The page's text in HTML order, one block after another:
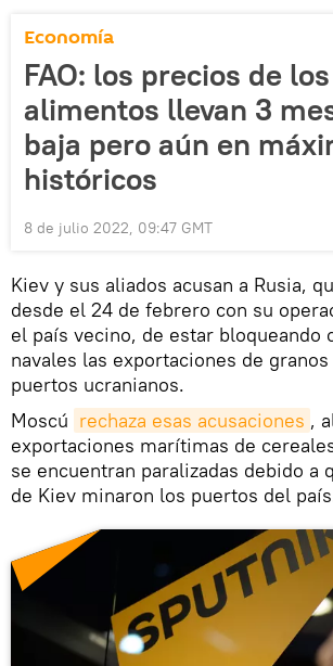
Economía
FAO: los precios de los
alimentos llevan 3
baja pero aún en
históricos
8 de julio 2022, 09:47 GMT
Kiev y sus aliados acusan a Rusia,
desde el 24 de febrero con su
el país vecino, de estar bloqueando
navales las exportaciones de
puertos ucranianos.
Moscú rechaza esas acusaciones ,
exportaciones marítimas de
se encuentran paralizadas debido a
de Kiev minaron los puertos del